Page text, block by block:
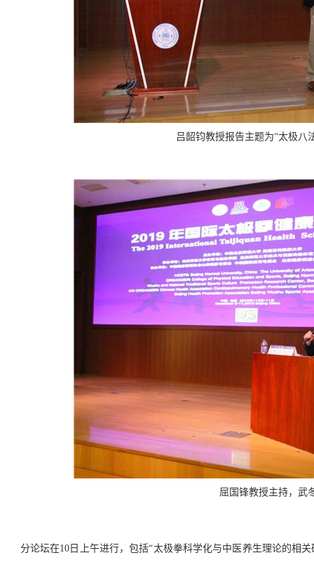
吕韶钧教授报告主题为“太极八
屈国锋教授主持，武
分论坛在10日上午进行，包括“太极拳科学化与中医养生理论的相关